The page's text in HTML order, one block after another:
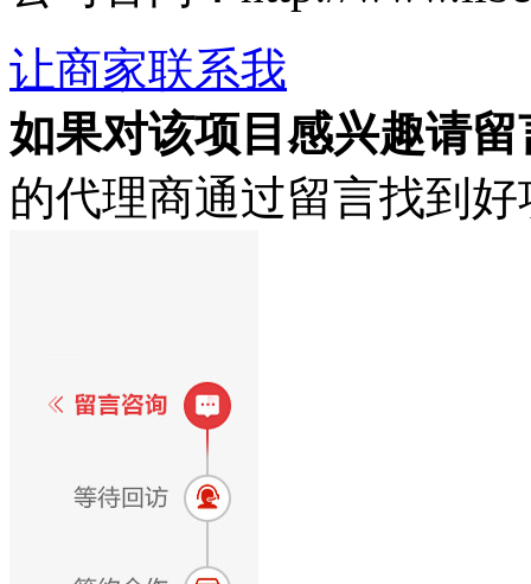
让商家联系我
如果对该项目感兴趣请留
的代理商通过留言找到